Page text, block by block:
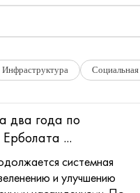
Инфраструктура
два года по
...
системная
и улучшению